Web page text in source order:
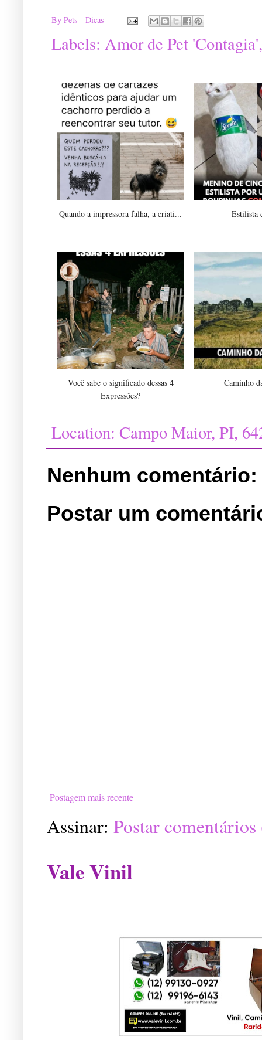
By Pets - Dicas
Labels: Amor de Pet 'Contagia'
Quando a impressora falha, a criati... Estilista
Você sabe o significado dessas 4
Expressões?
Caminho
Location: Campo Maior, PI,
Nenhum comentário:
Postar um
Postagem mais recente
Assinar: Postar
Vale Vinil